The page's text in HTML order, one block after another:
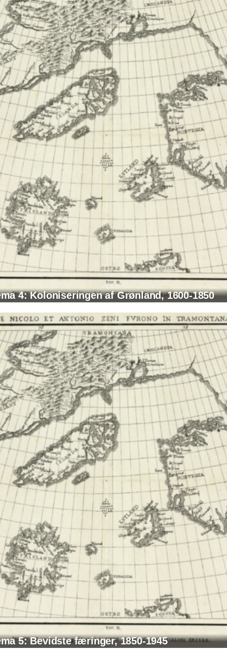
4: Koloniseringen af Grønland, 1600-1850
5: Bevidste færinger, 1850-1945